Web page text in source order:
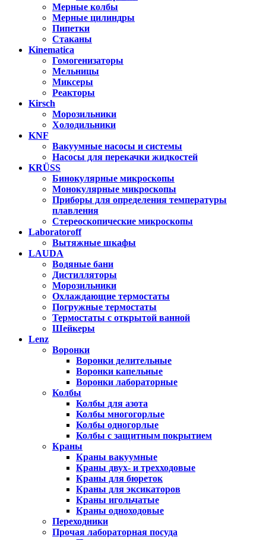
Мерные колбы
Мерные цилиндры
Пипетки
Стаканы
Kinematica
Гомогенизаторы
Мельницы
Миксеры
Реакторы
Kirsch
Морозильники
Холодильники
KNF
Вакуумные насосы и системы
Насосы для перекачки жидкостей
KRÜSS
Бинокулярные микроскопы
Монокулярные микроскопы
Приборы для определения температуры
плавления
Стереоскопические микроскопы
Laboratoroff
Вытяжные шкафы
LAUDA
Водяные бани
Дистилляторы
Морозильники
Охлаждающие термостаты
Погружные термостаты
Термостаты с открытой ванной
Шейкеры
Lenz
Воронки
Воронки делительные
Воронки капельные
Воронки лабораторные
Колбы
Колбы для азота
Колбы многогорлые
Колбы одногорлые
Колбы с защитным покрытием
Краны
Краны вакуумные
Краны двух- и трехходовые
Краны для бюреток
Краны для эксикаторов
Краны игольчатые
Краны одноходовые
Переходники
Прочая лабораторная посуда